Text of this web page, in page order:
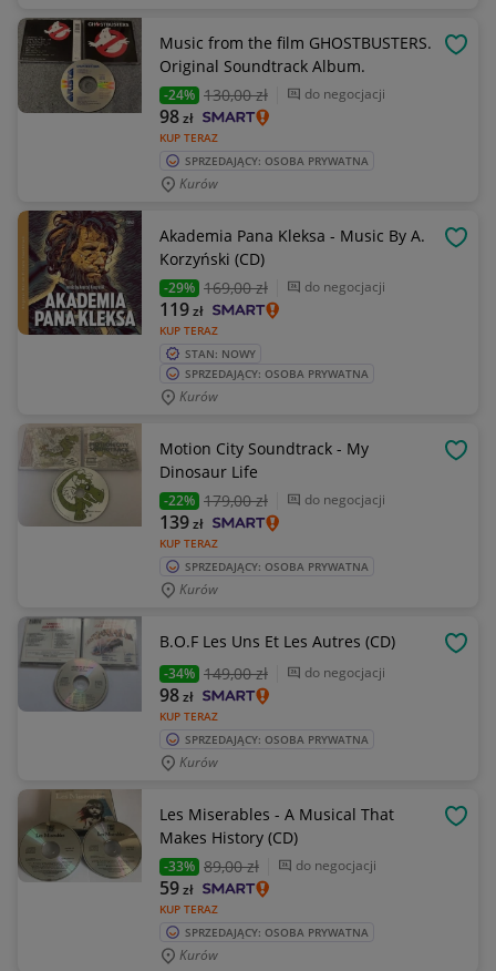
Music from the film GHOSTBUSTERS.
Original Soundtrack Album.
-24% 130,00 zł do negocjacji
KUP TERAZ
98zł
SPRZEDAJĄCY: OSOBA PRYWATNA
Kurów
Akademia Pana Kleksa - Music By A.
Korzyński (CD)
-29% 169,00 zł do negocjacji
KUP TERAZ
119zł
STAN: NOWY
SPRZEDAJĄCY: OSOBA PRYWATNA
Kurów
Motion City Soundtrack - My
Dinosaur Life
-22% 179,00 zł do negocjacji
KUP TERAZ
139zł
SPRZEDAJĄCY: OSOBA PRYWATNA
Kurów
B.O.F Les Uns Et Les Autres (CD)
-34% 149,00 zł do negocjacji
KUP TERAZ
98zł
SPRZEDAJĄCY: OSOBA PRYWATNA
Kurów
Les Miserables - A Musical That
Makes History (CD)
-33% 89,00 zł do negocjacji
KUP TERAZ
59zł
SPRZEDAJĄCY: OSOBA PRYWATNA
Kurów